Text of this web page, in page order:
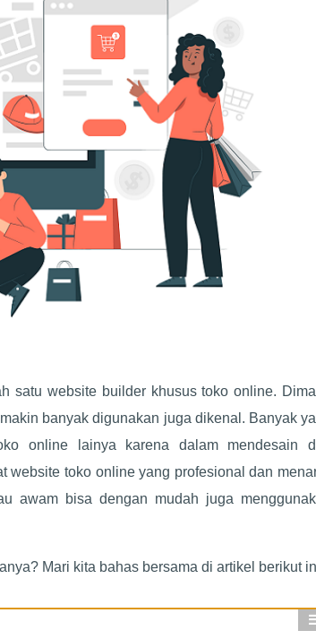
satu website builder khusus toko online.
banyak digunakan juga dikenal. Banyak
online lainya karena dalam mendesain
website toko online yang profesional dan
awam bisa dengan mudah juga
Mari kita bahas bersama di artikel berikut